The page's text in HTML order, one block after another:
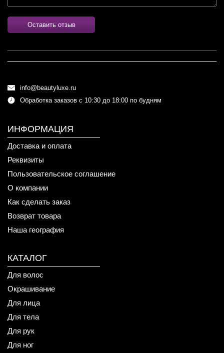
Оставить отзыв
info@beautyluxe.ru
Обработка заказов с 10:30 до 18:00 по будням
ИНФОРМАЦИЯ
Доставка и оплата
Реквизиты
Пользовательское соглашение
О компании
Как сделать заказ
Возврат товара
Наша география
КАТАЛОГ
Для волос
Окрашивание
Для лица
Для тела
Для рук
Для ног